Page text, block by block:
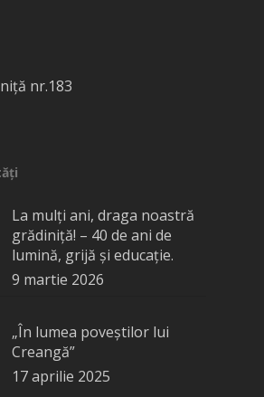
nr.183
La mulți ani, draga noastră
grădiniță! – 40 de ani de
lumină, grijă și educație.
9 martie 2026
„În lumea poveștilor lui
Creangă”
17 aprilie 2025